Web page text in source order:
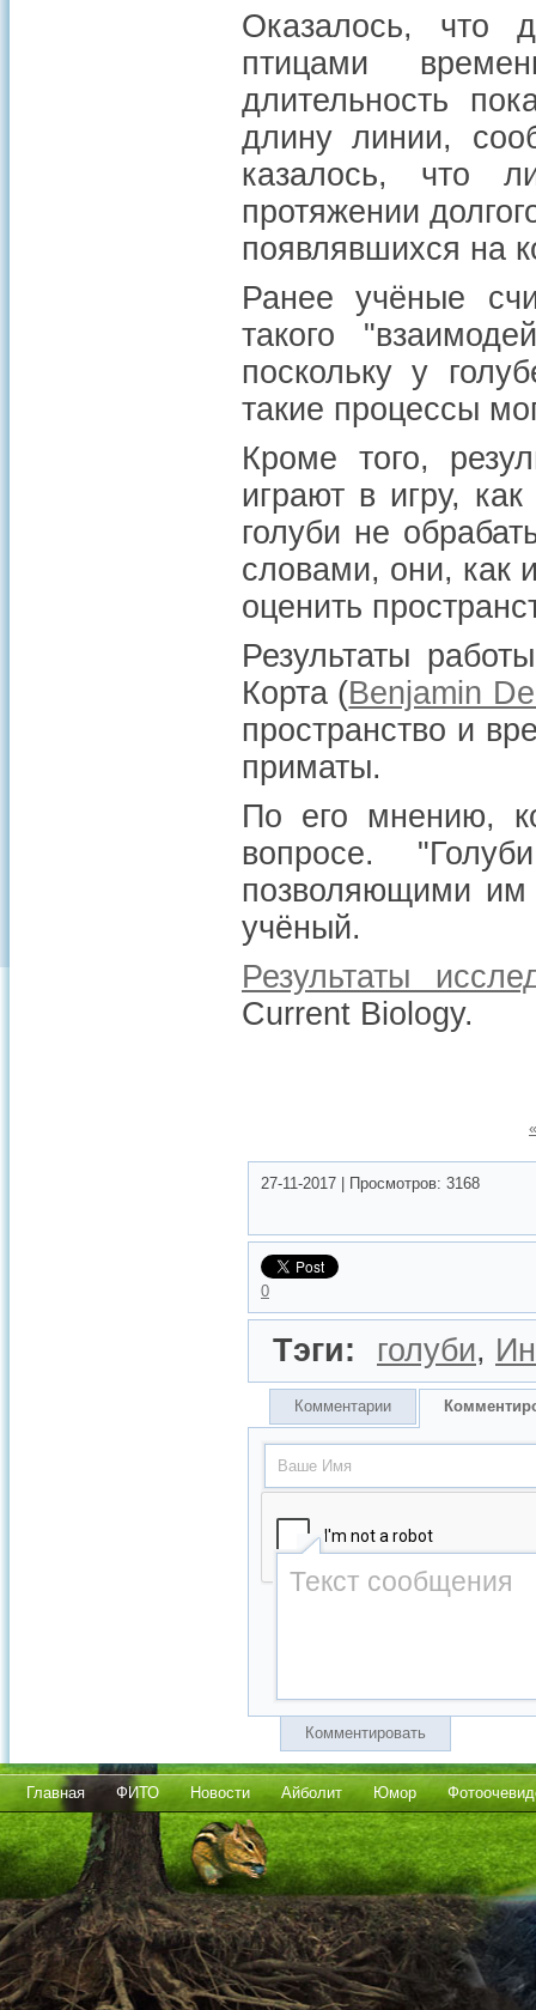
Оказалось, что
птицами
длительность
длину линии,
казалось, что
протяжении
появлявшихся на
Ранее учёные
такого
поскольку у
такие процессы
Кроме того,
играют в игру,
голуби не
словами, они, как
оценить
Результаты
Корта (Benjamin
пространство и
приматы.
По его мнению,
вопросе.
позволяющими им
учёный.
Результаты
Current Biology.
27-11-2017 Просмотров: 3168
0
Тэги: голуби,
Комментарии
Комментировать
Главная ФИТО Новости Айболит Юмор